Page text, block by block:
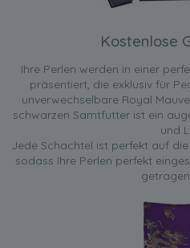
Kostenlose
Ihre Perlen werden in einer
präsentiert, die exklusiv für
unverwechselbare Royal
schwarzen Samtfutter ist ein
und
Jede Schachtel ist perfekt auf
sodass Ihre Perlen perfekt